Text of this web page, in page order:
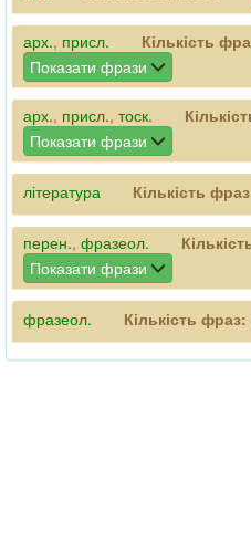
арх., присл. Кількість
Показати фрази
арх., присл., тоск.
Показати фрази
література Кількість
перен., фразеол.
Показати фрази
фразеол. Кількість фраз: